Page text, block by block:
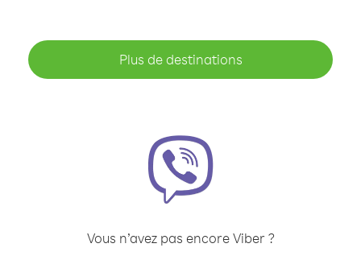
Plus de destinations
Vous n’avez pas encore Viber ?